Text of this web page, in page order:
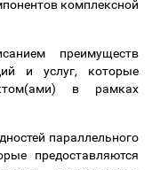
комплексной
преимуществ
и услуг, которые
в рамках
параллельного
предоставляются